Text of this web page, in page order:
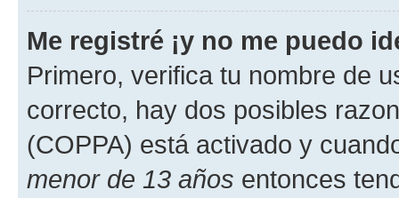
Me registré ¡y no me puedo
Primero, verifica tu nombre de
correcto, hay dos posibles
(COPPA) está activado y
menor de 13 años entonces